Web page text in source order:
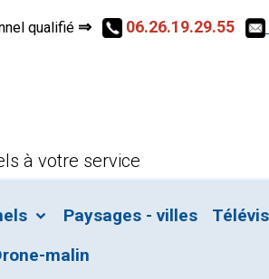
qualifié ⇒ 06.26.19.29.55
à votre service
Paysages - villes
malin